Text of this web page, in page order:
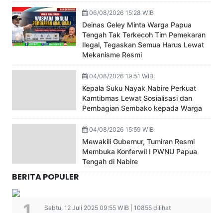
06/08/2026 15:28 WIB
Deinas Geley Minta Warga Papua
Tengah Tak Terkecoh Tim Pemekaran
Ilegal, Tegaskan Semua Harus Lewat
Mekanisme Resmi
04/08/2026 19:51 WIB
Kepala Suku Nayak Nabire Perkuat
Kamtibmas Lewat Sosialisasi dan
Pembagian Sembako kepada Warga
04/08/2026 15:59 WIB
Mewakili Gubernur, Tumiran Resmi
Membuka Konferwil I PWNU Papua
Tengah di Nabire
BERITA POPULER
Sabtu, 12 Juli 2025 09:55 WIB | 10855 dilihat